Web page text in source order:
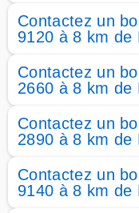
Contactez un
9120 à 8 km de
Contactez un
2660 à 8 km de
Contactez un
2890 à 8 km de
Contactez un
9140 à 8 km de